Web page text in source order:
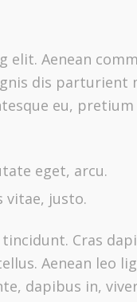
Aenean
dis parturient
eu, pretium
eget, arcu.
vitae, justo.
Cras
Aenean leo
dapibus in,